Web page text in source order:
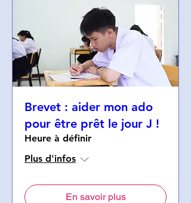
Brevet : aider mon ado
pour être prêt le jour J !
Heure à définir
Plus d'infos
En savoir plus